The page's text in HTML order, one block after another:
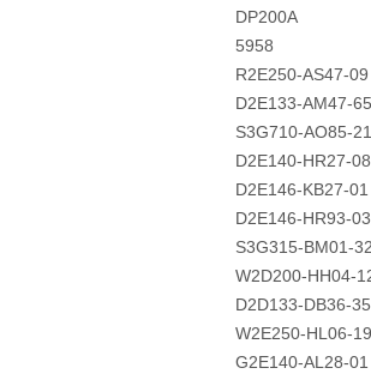
DP200A
5958
R2E250-AS47-09
D2E133-AM47-65
S3G710-AO85-
D2E140-HR27-08
D2E146-KB27-01
D2E146-HR93-03
S3G315-BM01-
W2D200-HH04-
D2D133-DB36-35
W2E250-HL06-19
G2E140-AL28-01